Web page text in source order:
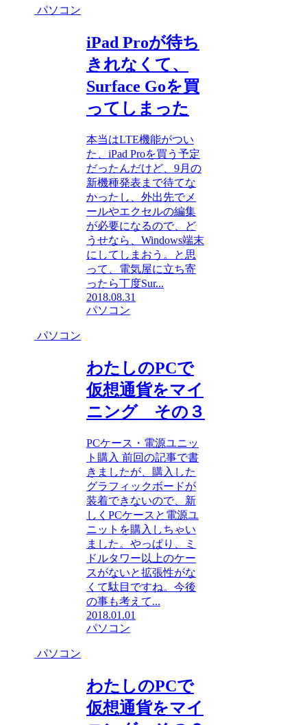
パソコン
iPad Proが待ち
きれなくて、
Surface Goを買
ってしまった
本当はLTE機能がつい
た、iPad Proを買う予定
だったんだけど、9月の
新機種発表まで待てな
かったし、外出先でメ
ールやエクセルの編集
が必要になるので、ど
うせなら、Windows端末
にしてしまおう。と思
って、電気屋に立ち寄
ったら丁度Sur...
2018.08.31
パソコン
パソコン
わたしのPCで
仮想通貨をマイ
ニング その３
PCケース・電源ユニッ
ト購入 前回の記事で書
きましたが、購入した
グラフィックボードが
装着できないので、新
しくPCケースと電源ユ
ニットを購入しちゃい
ました。やっぱり、ミ
ドルタワー以上のケー
スがないと拡張性がな
くて駄目ですね。今後
の事も考えて...
2018.01.01
パソコン
パソコン
わたしのPCで
仮想通貨をマイ